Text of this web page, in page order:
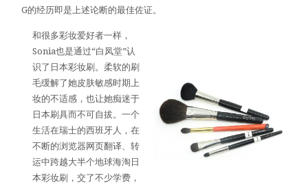
G的经历即是上述论断的最佳佐证。
和很多彩妆爱好者一样，
Sonia也是通过“白凤堂”认
识了日本彩妆刷。柔软的刷
毛缓解了她皮肤敏感时期上
妆的不适感，也让她痴迷于
日本刷具而不可自拔。一个
生活在瑞士的西班牙人，在
不断的浏览器网页翻译、转
运中跨越大半个地球海淘日
本彩妆刷，交了不少学费，